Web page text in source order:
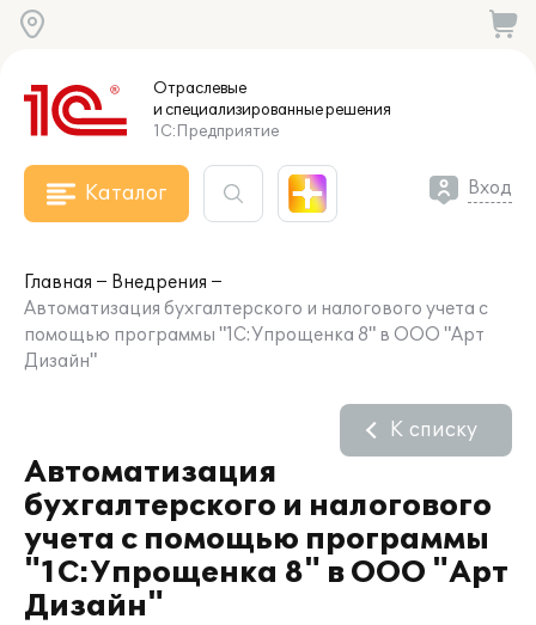
Отраслевые
и специализированныерешения
1С:Предприятие
Каталог Вход
Главная
Внедрения
Автоматизация бухгалтерского и налогового учета с
помощью программы "1С:Упрощенка 8" в ООО "Арт
Дизайн"
Автоматизация
бухгалтерского и налогового
учета с помощью программы
"1С:Упрощенка 8" в ООО "Арт
Дизайн"
К списку